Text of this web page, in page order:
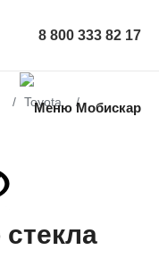
8 800 333 82 17
Toyota